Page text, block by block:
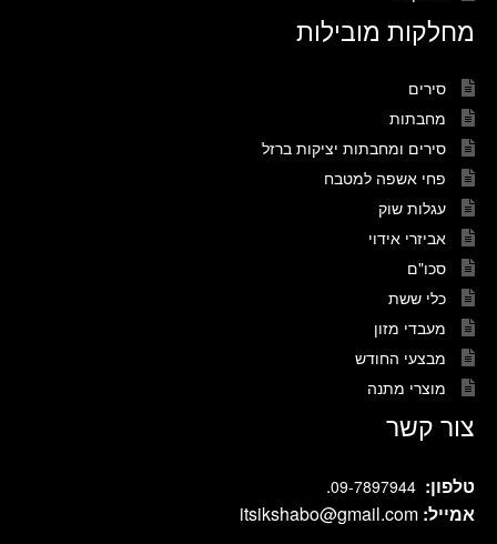
מחלקות מובילות
סירים
מחבתות
סירים ומחבתות יציקות ברזל
פחי אשפה למטבח
עגלות שוק
אביזרי אידוי
סכו"ם
כלי ששת
מעבדי מזון
מבצעי החודש
מוצרי מתנה
צור קשר
טלפון: 09-7897944
.
אמייל: itsikshabo@gmail.com